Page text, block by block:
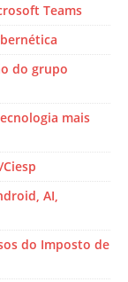
Teams
do grupo
mais
AI,
do Imposto de